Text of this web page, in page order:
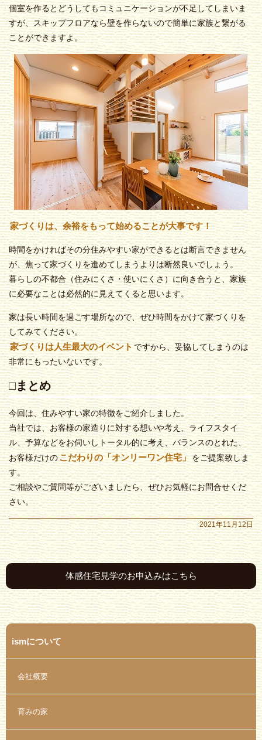
個室を作るとどうしてもコミュニケーションが不足してしまいま
すが、スキップフロアなら壁を作らないので簡単に家族と繋がる
ことができますよ。
家づくりは、余裕をもって始めることが大事です！
時間をかければその分住みやすい家ができるとは断言できません
が、焦って家づくりを進めてしまうよりは断然良いでしょう。
暮らしの不都合（住みにくさ・使いにくさ）に向き合うと、家族
に必要なことは必然的に見えてくると思います。
家は長い時間を過ごす場所なので、ぜひ時間をかけて家づくりを
してみてください。
家づくりは人生最大のイベントですから、妥協してしまうのは
非常にもったいないです。
□まとめ
今回は、住みやすい家の特徴をご紹介しました。
当社では、お客様の家造りに対する想いや考え、ライフスタイ
ル、予算などをお伺いしトータル的に考え、バランスのとれた、
お客様だけのこだわりの「オンリーワン住宅」をご提案致しま
す。
ご相談やご質問等がございましたら、ぜひお気軽にお問合せくだ
さい。
2021年11月12日
体感住宅見学のお申込みはこちら
ismについて
会社概要
育みの家